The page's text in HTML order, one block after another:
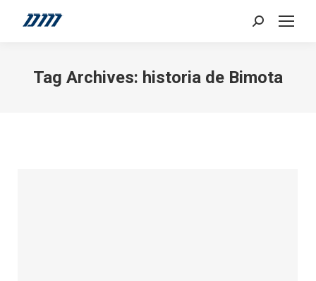
Search:
Tag Archives: historia de Bimota